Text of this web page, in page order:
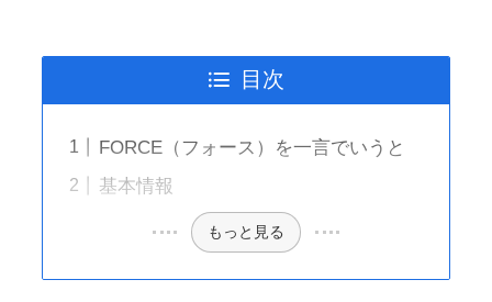
目次
FORCE（フォース）を一言でいうと
基本情報
もっと見る